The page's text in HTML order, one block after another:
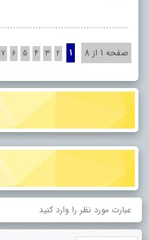
صفحه 1 از 8 1
2
3
4
5
6
7